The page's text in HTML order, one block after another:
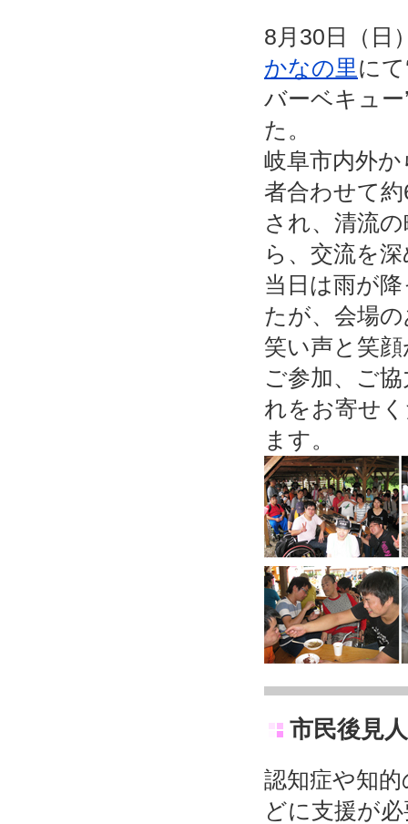
8月30日（日
かなの里に
バーベキュ
た。
岐阜市内外
者合わせて
され、清流
ら、交流を
当日は雨が
たが、会場
笑い声と笑
ご参加、ご
れをお寄せ
ます。
市民後見
認知症や知
どに支援が